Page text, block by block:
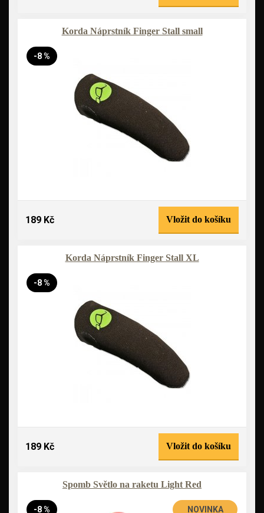
Korda Náprstník Finger Stall small
-8 %
189 Kč Vložit do košíku
Korda Náprstník Finger Stall XL
-8 %
189 Kč Vložit do košíku
Spomb Světlo na raketu Light Red
-8 % NOVINKA